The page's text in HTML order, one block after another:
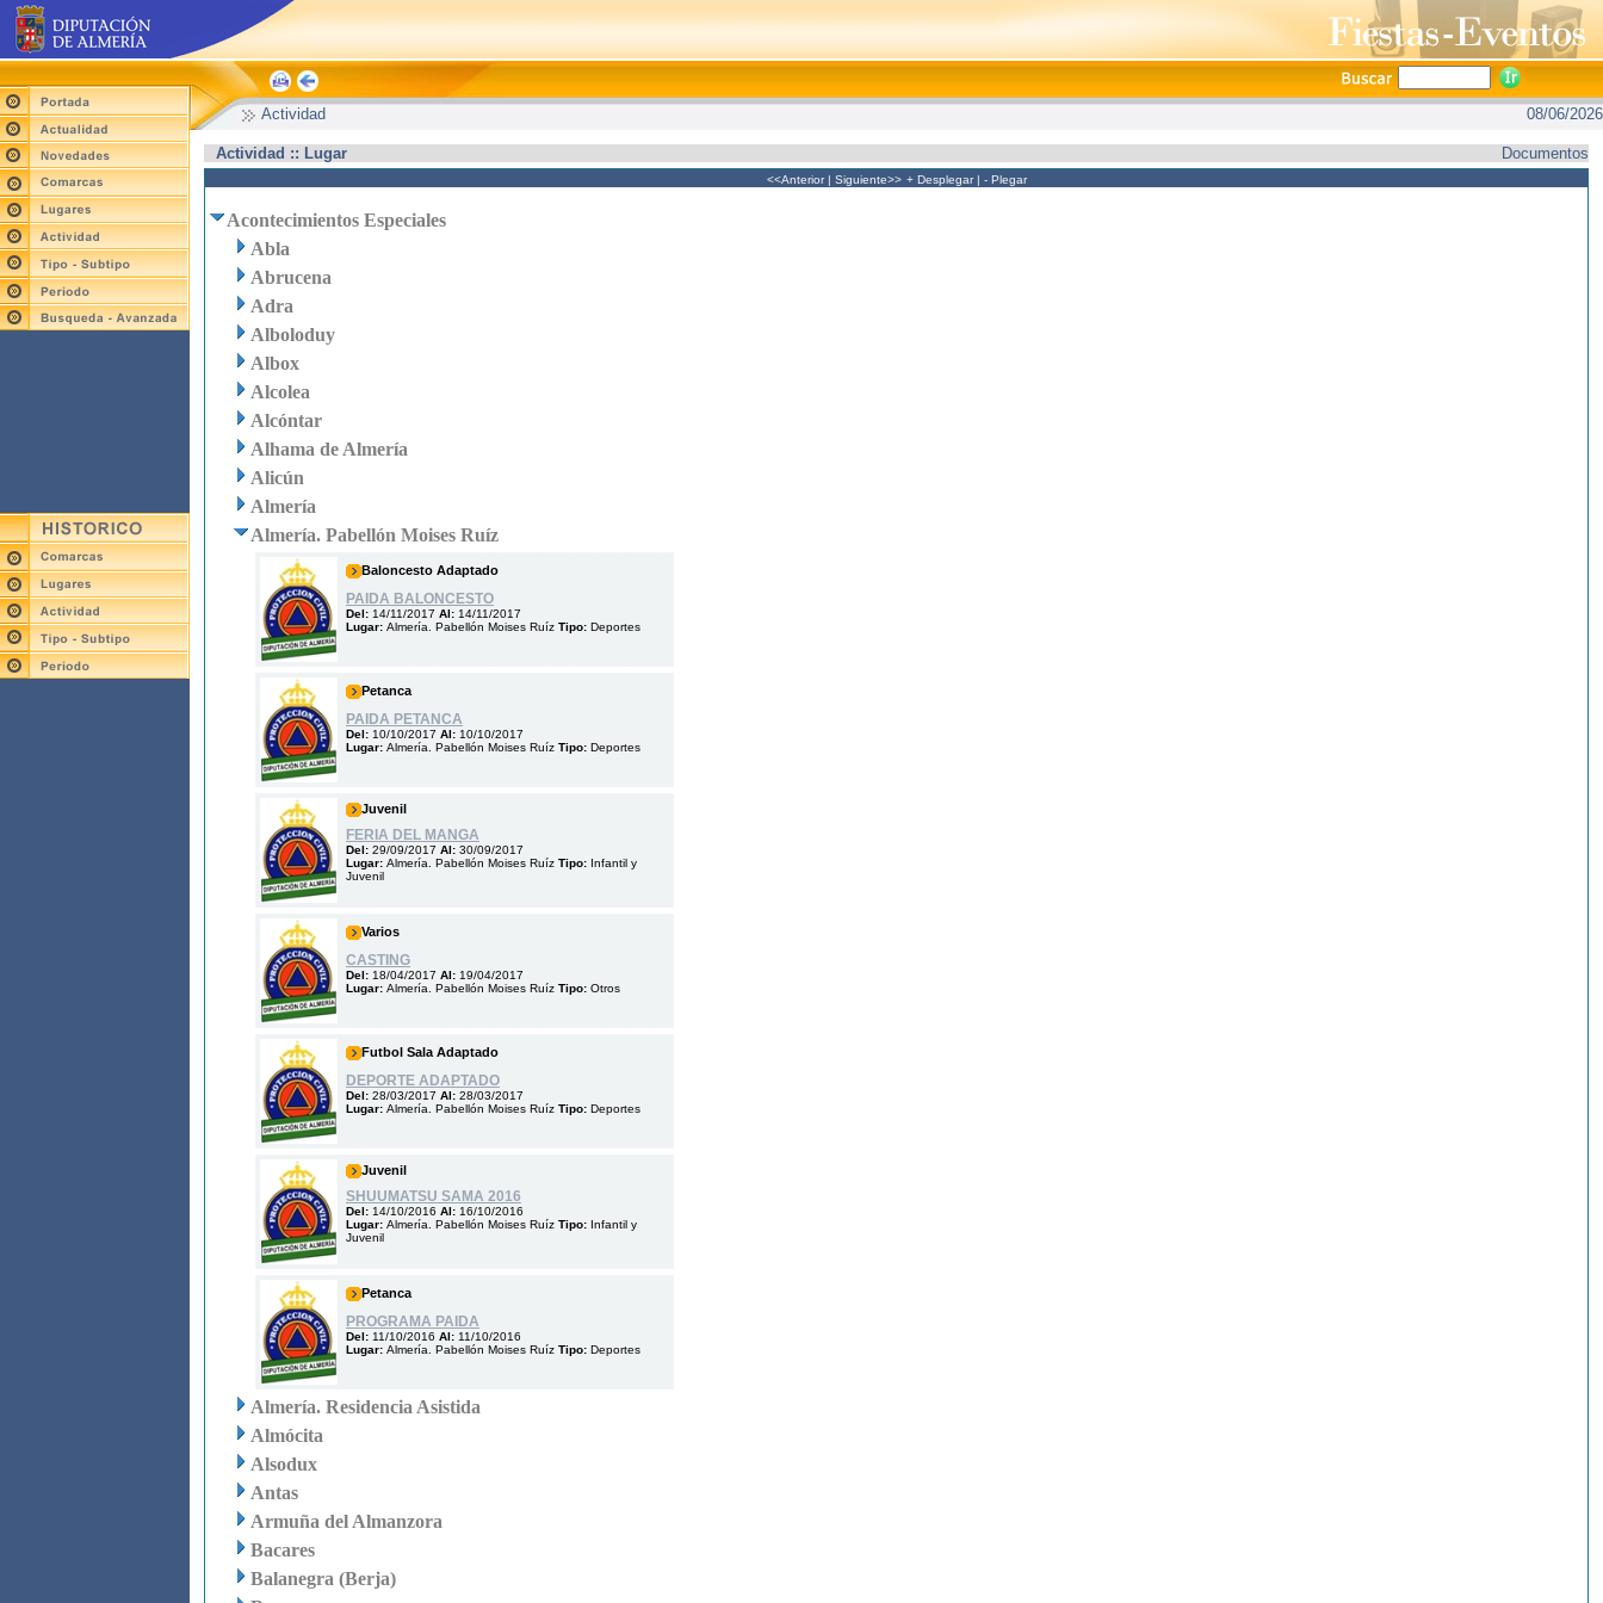
Actividad 08/06/2026
Actividad :: Lugar Documentos
<<Anterior| Siguiente>> + Desplegar| - Plegar
Acontecimientos Especiales
Abla
Abrucena
Adra
Alboloduy
Albox
Alcolea
Alcóntar
Alhama de Almería
Alicún
Almería
Almería. Pabellón Moises Ruíz
Baloncesto Adaptado
PAIDA BALONCESTO
Del: 14/11/2017 Al: 14/11/2017
Lugar: Almería. Pabellón Moises Ruíz Tipo: Deportes
Petanca
PAIDA PETANCA
Del: 10/10/2017 Al: 10/10/2017
Lugar: Almería. Pabellón Moises Ruíz Tipo: Deportes
Juvenil
FERIA DEL MANGA
Del: 29/09/2017 Al: 30/09/2017
Lugar: Almería. Pabellón Moises Ruíz Tipo: Infantil y
Juvenil
Varios
CASTING
Del: 18/04/2017 Al: 19/04/2017
Lugar: Almería. Pabellón Moises Ruíz Tipo: Otros
Futbol Sala Adaptado
DEPORTE ADAPTADO
Del: 28/03/2017 Al: 28/03/2017
Lugar: Almería. Pabellón Moises Ruíz Tipo: Deportes
Juvenil
SHUUMATSU SAMA 2016
Del: 14/10/2016 Al: 16/10/2016
Lugar: Almería. Pabellón Moises Ruíz Tipo: Infantil y
Juvenil
Petanca
PROGRAMA PAIDA
Del: 11/10/2016 Al: 11/10/2016
Lugar: Almería. Pabellón Moises Ruíz Tipo: Deportes
Almería. Residencia Asistida
Almócita
Alsodux
Antas
Armuña del Almanzora
Bacares
Balanegra (Berja)